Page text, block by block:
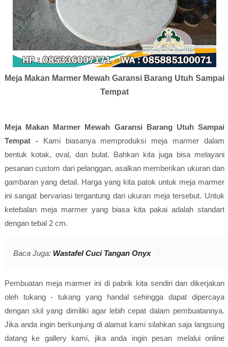
Meja Makan Marmer Mewah Garansi Barang Utuh Sampai
Tempat
Meja Makan Marmer Mewah Garansi Barang Utuh Sampai
Tempat - Kami biasanya memproduksi meja marmer dalam
bentuk kotak, oval, dan bulat. Bahkan kita juga bisa melayani
pesanan custom dari pelanggan, asalkan memberikan ukuran dan
gambaran yang detail. Harga yang kita patok untuk meja marmer
ini sangat bervariasi tergantung dari ukuran meja tersebut. Untuk
ketebalan meja marmer yang biasa kita pakai adalah standart
dengan tebal 2 cm.
Baca Juga:Wastafel Cuci Tangan Onyx
Pembuatan meja marmer ini di pabrik kita sendiri dan dikerjakan
oleh tukang - tukang yang handal sehingga dapat dipercaya
dengan skil yang dimiliki agar lebih cepat dalam pembuatannya.
Jika anda ingin berkunjung di alamat kami silahkan saja langsung
datang ke gallery kami, jika anda ingin pesan melalui online